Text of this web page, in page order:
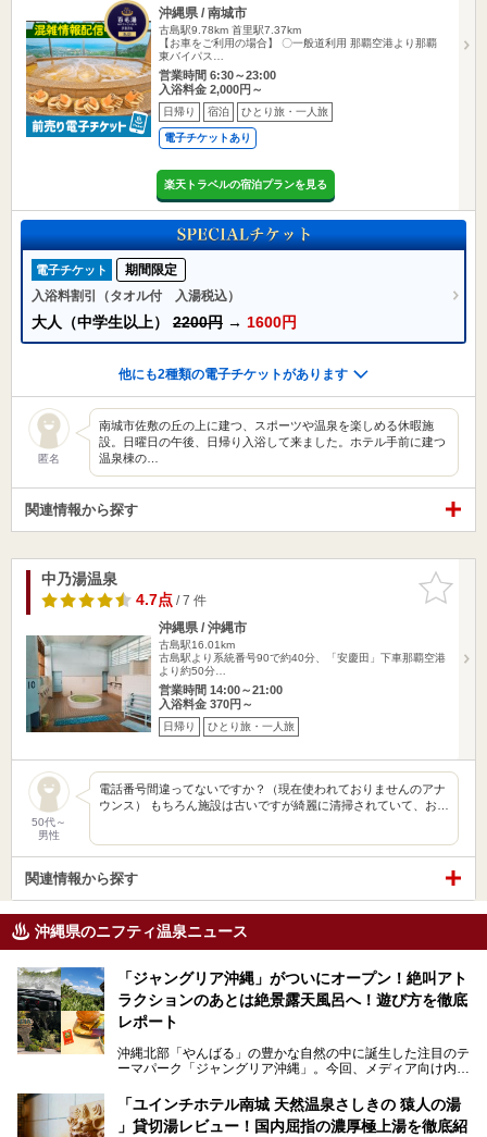
沖縄県 / 南城市
古島駅9.78km 首里駅7.37km
【お車をご利用の場合】 〇一般道利用 那覇空港より那覇
東バイパス…
営業時間 6:30～23:00
入浴料金 2,000円～
日帰り 宿泊 ひとり旅・一人旅
電子チケットあり
楽天トラベルの宿泊プランを見る
電子チケット
期間限定
入浴料割引（タオル付 入湯税込）
大人（中学生以上） 2200円 → 1600円
他にも2種類の電子チケットがあります
匿名
南城市佐敷の丘の上に建つ、スポーツや温泉を楽しめる休暇施
設。日曜日の午後、日帰り入浴して来ました。ホテル手前に建つ
温泉棟の…
関連情報から探す
お気に入
りに追加
中乃湯温泉
4.7点/ 7 件
沖縄県 / 沖縄市
古島駅16.01km
古島駅より系統番号90で約40分、「安慶田」下車那覇空港
より約50分…
営業時間 14:00～21:00
入浴料金 370円～
日帰り ひとり旅・一人旅
50代～
男性
電話番号間違ってないですか？（現在使われておりませんのアナ
ウンス） もちろん施設は古いですが綺麗に清掃されていて、お…
関連情報から探す
沖縄県のニフティ温泉ニュース
「ジャングリア沖縄」がついにオープン！絶叫アト
ラクションのあとは絶景露天風呂へ！遊び方を徹底
レポート
沖縄北部「やんばる」の豊かな自然の中に誕生した注目のテ
ーマパーク「ジャングリア沖縄」。今回、メディア向け内覧
グリアの全貌をお届けすべく、見どころや料金、アクセス方
法まで徹底解説していきます。
「ユインチホテル南城 天然温泉さしきの 猿人の湯
」貸切湯レビュー！国内屈指の濃厚極上湯を徹底紹